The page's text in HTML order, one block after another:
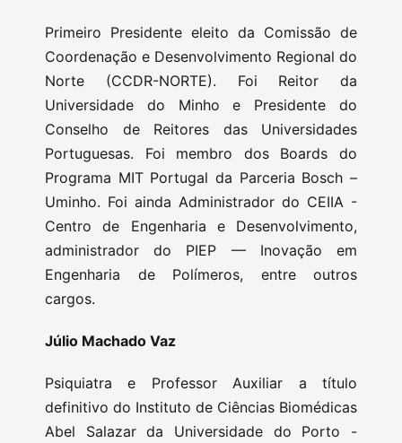
Primeiro Presidente eleito da Comissão de
Coordenação e Desenvolvimento Regional do
Norte (CCDR-NORTE). Foi Reitor da
Universidade do Minho e Presidente do
Conselho de Reitores das Universidades
Portuguesas. Foi membro dos Boards do
Programa MIT Portugal da Parceria Bosch –
Uminho. Foi ainda Administrador do CEIIA -
Centro de Engenharia e Desenvolvimento,
administrador do PIEP — Inovação em
Engenharia de Polímeros, entre outros
cargos.
Júlio Machado Vaz
Psiquiatra e Professor Auxiliar a título
definitivo do Instituto de Ciências Biomédicas
Abel Salazar da Universidade do Porto -